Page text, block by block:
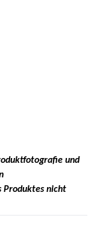
und
Produktes nicht